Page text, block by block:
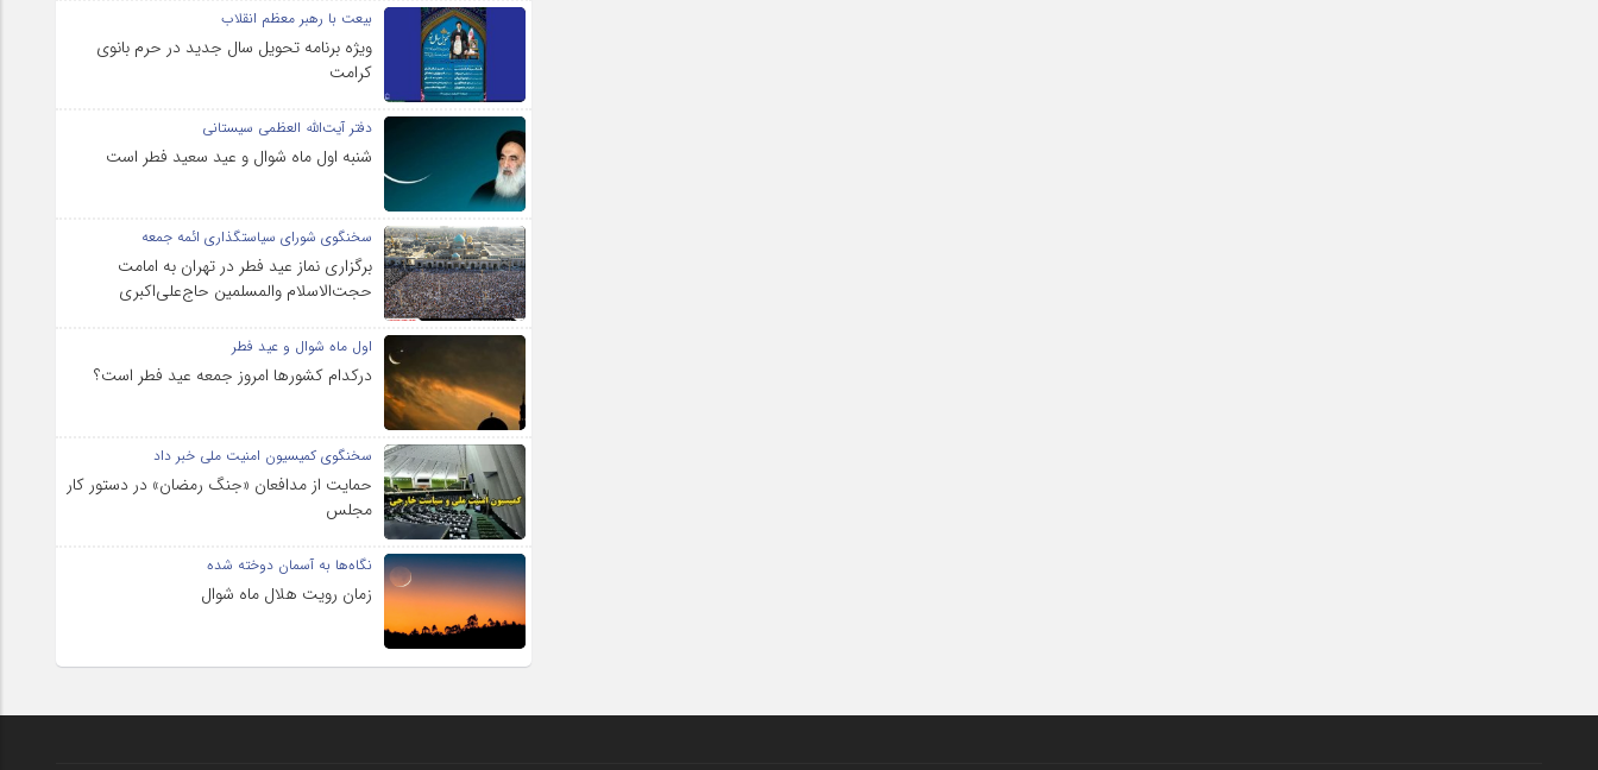
بیعت با رهبر معظم انقلاب
ویژه برنامه تحویل سال جدید در حرم بانوی
کرامت
دفتر آیت‌الله العظمی سیستانی
شنبه اول ماه شوال و عید سعید فطر است
سخنگوی شورای سیاستگذاری ائمه جمعه
برگزاری نماز عید فطر در تهران به امامت
حجت‌الاسلام والمسلمین حاج‌علی‌اکبری
اول ماه شوال و عید فطر
درکدام کشورها امروز جمعه عید فطر است؟
سخنگوی کمیسیون امنیت ملی خبر داد
حمایت از مدافعان «جنگ رمضان» در دستور کار
مجلس
نگاه‌ها به آسمان دوخته شده
زمان رویت هلال ماه شوال